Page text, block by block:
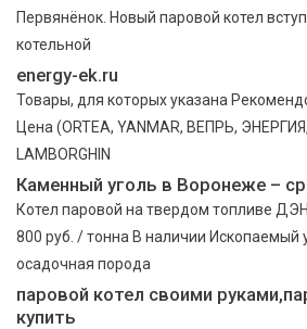
Первянёнок. Новый паровой котел
котельной
energy-ek.ru
Товары, для которых указана
Цена (ORTEA, YANMAR, ВЕПРЬ, ЭНЕРГИЯ,
LAMBORGHIN
Каменный уголь в Воронеже –
Котел паровой на твердом топливе
800 руб. / тонна В наличии Ископаемый
осадочная порода
паровой котел своими
купить